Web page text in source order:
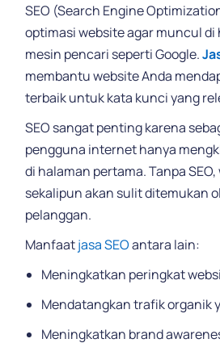
SEO (Search Engine
optimasi website agar muncul
mesin pencari seperti Google.
membantu website Anda
terbaik untuk kata kunci yang
SEO sangat penting karena
pengguna internet hanya
di halaman pertama. Tanpa
sekalipun akan sulit ditemukan
pelanggan.
Manfaatjasa SEOantara lain:
Meningkatkan peringkat
Mendatangkan trafik organik
Meningkatkan brand